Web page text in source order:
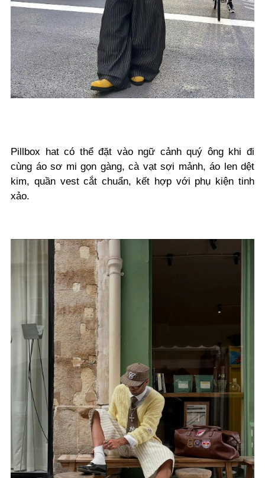
Pillbox hat có thể đặt vào ngữ cảnh quý ông khi đi
cùng áo sơ mi gọn gàng, cà vạt sợi mảnh, áo len dệt
kim, quần vest cắt chuẩn, kết hợp với phụ kiện tinh
xảo.